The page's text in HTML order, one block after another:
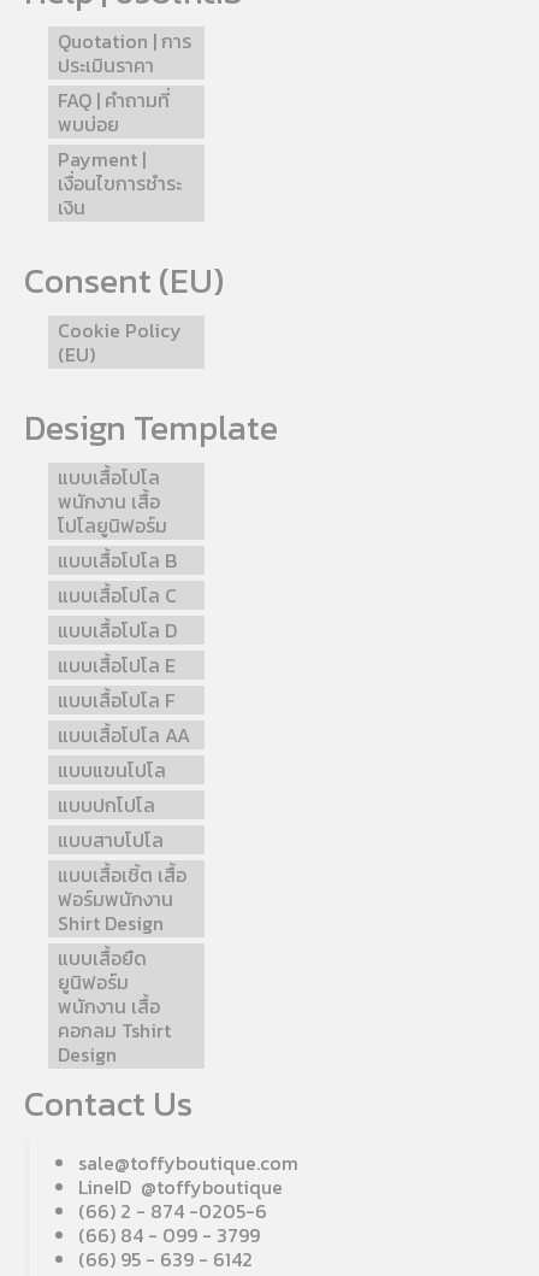
Quotation | การ
ประเมินราคา
FAQ | คำถามที่
พบบ่อย
Payment |
เงื่อนไขการชำระ
เงิน
Consent (EU)
Cookie Policy
(EU)
Design Template
แบบเสื้อโปโล
พนักงาน เสื้อ
โปโลยูนิฟอร์ม
แบบเสื้อโปโล B
แบบเสื้อโปโล C
แบบเสื้อโปโล D
แบบเสื้อโปโล E
แบบเสื้อโปโล F
แบบเสื้อโปโล AA
แบบแขนโปโล
แบบปกโปโล
แบบสาบโปโล
แบบเสื้อเชิ้ต เสื้อ
ฟอร์มพนักงาน
Shirt Design
แบบเสื้อยืด
ยูนิฟอร์ม
พนักงาน เสื้อ
คอกลม Tshirt
Design
Contact Us
sale@toffyboutique.com
LineID @toffyboutique
(66) 2 - 874 -0205-6
(66) 84 - 099 - 3799
(66) 95 - 639 - 6142